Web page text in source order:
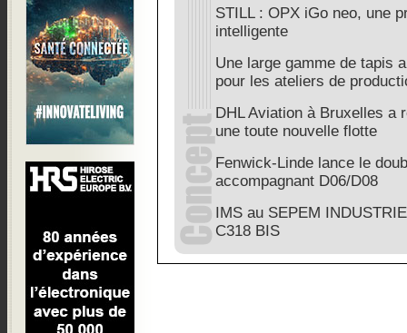
STILL : OPX iGo neo, une
intelligente
Une large gamme de tapis
pour les ateliers de
DHL Aviation à Bruxelles a
une toute nouvelle flotte
Fenwick-Linde lance le
accompagnant D06/D08
IMS au SEPEM
C318 BIS